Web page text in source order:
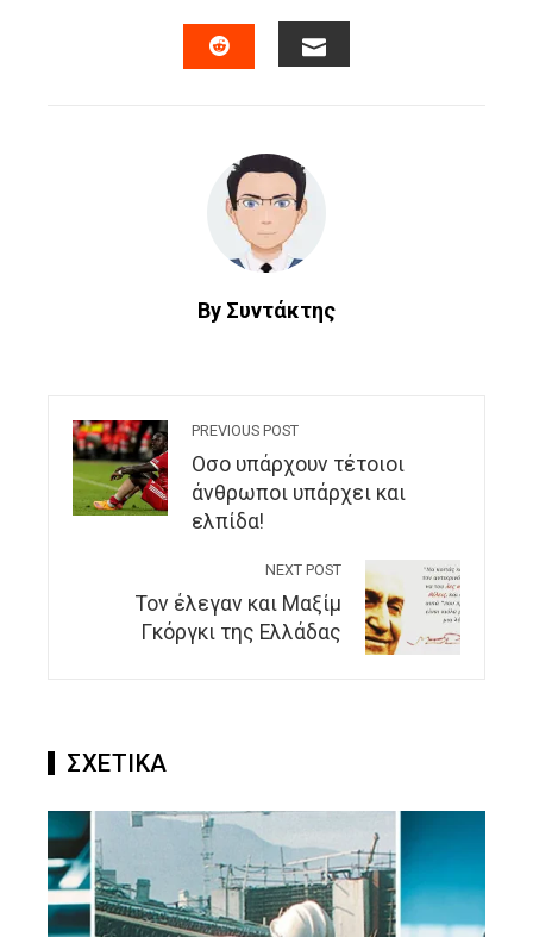
FACEBOOKTWITTERLINKEDIN
By Συντάκτης
PREVIOUS POST
Οσο υπάρχουν τέτοιοι
άνθρωποι υπάρχει και
ελπίδα!
NEXT POST
Τον έλεγαν και Μαξίμ
Γκόργκι της Ελλάδας
ΣΧΕΤΙΚΑ